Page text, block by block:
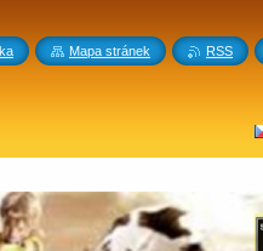
Mapa stránek RSS